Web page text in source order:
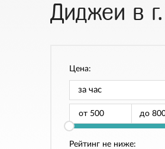
Диджеи в
Цена:
от до
Рейтинг не ниже: